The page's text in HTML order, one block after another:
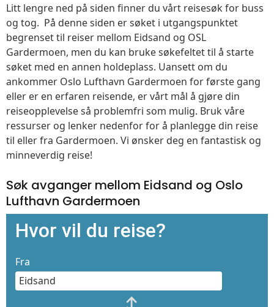
Litt lengre ned på siden finner du vårt reisesøk for buss
og tog. På denne siden er søket i utgangspunktet
begrenset til reiser mellom Eidsand og OSL
Gardermoen, men du kan bruke søkefeltet til å starte
søket med en annen holdeplass. Uansett om du
ankommer Oslo Lufthavn Gardermoen for første gang
eller er en erfaren reisende, er vårt mål å gjøre din
reiseopplevelse så problemfri som mulig. Bruk våre
ressurser og lenker nedenfor for å planlegge din reise
til eller fra Gardermoen. Vi ønsker deg en fantastisk og
minneverdig reise!
Søk avganger mellom Eidsand og Oslo
Lufthavn Gardermoen
Hvor vil du reise?
Fra